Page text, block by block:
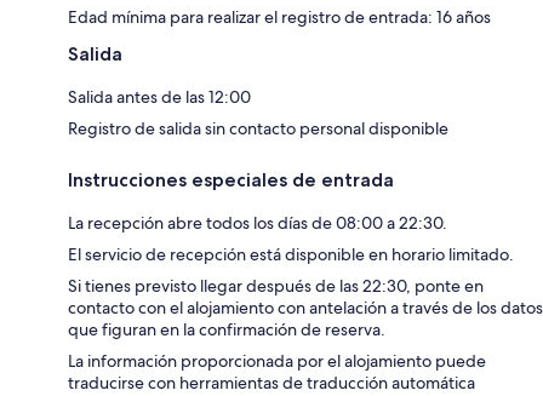
Edad mínima para realizar el registro de entrada: 16 años
Salida
Salida antes de las 12:00
Registro de salida sin contacto personal disponible
Instrucciones especiales de entrada
La recepción abre todos los días de 08:00 a 22:30.
El servicio de recepción está disponible en horario limitado.
Si tienes previsto llegar después de las 22:30, ponte en
contacto con el alojamiento con antelación a través de los datos
que figuran en la confirmación de reserva.
La información proporcionada por el alojamiento puede
traducirse con herramientas de traducción automática